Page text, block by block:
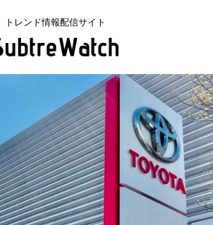
トレンド情報配信サイト